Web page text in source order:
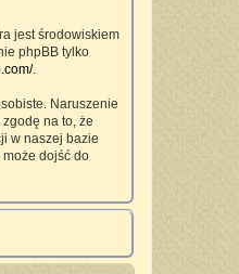
jest środowiskiem
phpBB tylko
.
Naruszenie
na to, że
w naszej bazie
może dojść do